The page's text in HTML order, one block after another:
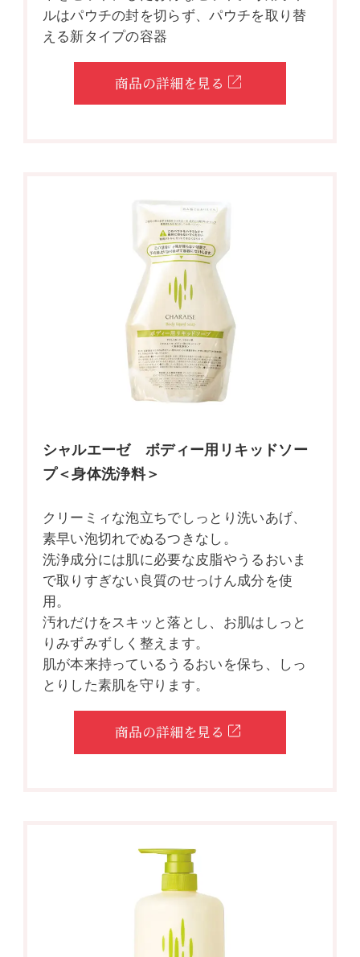
ルはパウチの封を切らず、パウチを取り替
える新タイプの容器
商品の詳細を見る
シャルエーゼ ボディー用リキッドソー
プ＜身体洗浄料＞
クリーミィな泡立ちでしっとり洗いあげ、
素早い泡切れでぬるつきなし。
洗浄成分には肌に必要な皮脂やうるおいま
で取りすぎない良質のせっけん成分を使
用。
汚れだけをスキッと落とし、お肌はしっと
りみずみずしく整えます。
肌が本来持っているうるおいを保ち、しっ
とりした素肌を守ります。
商品の詳細を見る